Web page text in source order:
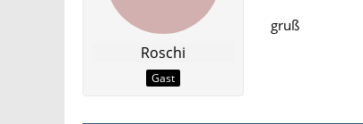
Roschi
Gast
gruß